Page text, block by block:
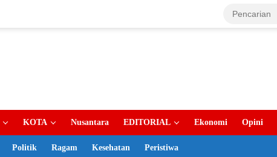
KOTA Nusantara EDITORIAL Ekonomi Opini
Politik Ragam Kesehatan Peristiwa